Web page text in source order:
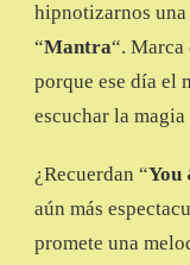
hipnotizarnos
“Mantra“.
porque ese día el
escuchar la
¿Recuerdan “You
aún más
promete una